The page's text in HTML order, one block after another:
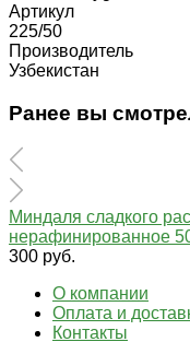
Артикул
225/50
Производитель
Узбекистан
Ранее вы
Миндаля сладкого
нерафинированное
300 руб.
О компании
Оплата и
Контакты